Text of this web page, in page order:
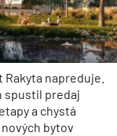
Rakyta napreduje.
spustil predaj
a chystá
bytov